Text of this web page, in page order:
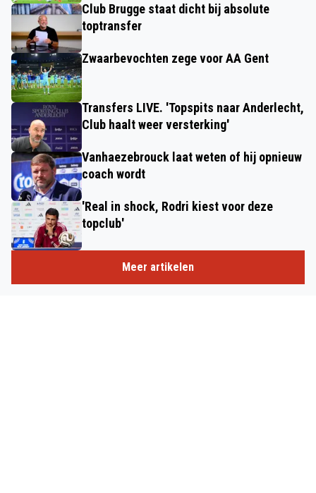
Club Brugge staat dicht bij absolute
toptransfer
Zwaarbevochten zege voor AA Gent
Transfers LIVE. 'Topspits naar Anderlecht,
Club haalt weer versterking'
Vanhaezebrouck laat weten of hij opnieuw
coach wordt
'Real in shock, Rodri kiest voor deze
topclub'
Meer artikelen